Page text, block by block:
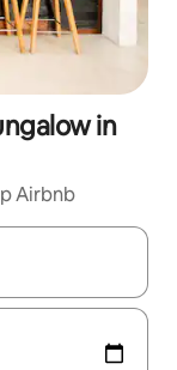
in
Airbnb
je een keuze